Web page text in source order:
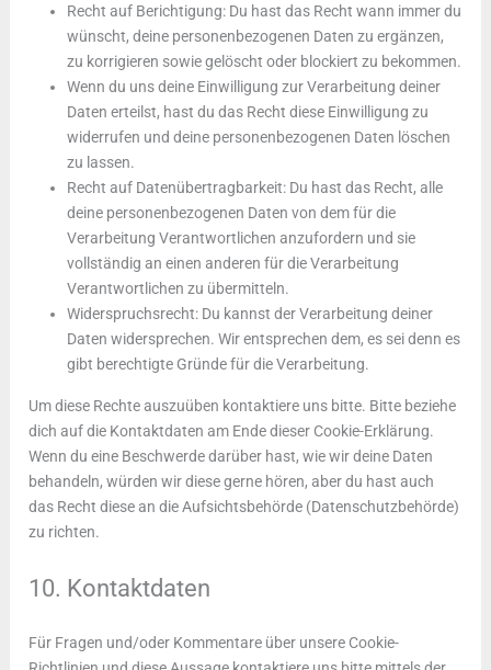
Recht auf Berichtigung: Du hast das Recht wann immer du
wünscht, deine personenbezogenen Daten zu ergänzen,
zu korrigieren sowie gelöscht oder blockiert zu bekommen.
Wenn du uns deine Einwilligung zur Verarbeitung deiner
Daten erteilst, hast du das Recht diese Einwilligung zu
widerrufen und deine personenbezogenen Daten löschen
zu lassen.
Recht auf Datenübertragbarkeit: Du hast das Recht, alle
deine personenbezogenen Daten von dem für die
Verarbeitung Verantwortlichen anzufordern und sie
vollständig an einen anderen für die Verarbeitung
Verantwortlichen zu übermitteln.
Widerspruchsrecht: Du kannst der Verarbeitung deiner
Daten widersprechen. Wir entsprechen dem, es sei denn es
gibt berechtigte Gründe für die Verarbeitung.
Um diese Rechte auszuüben kontaktiere uns bitte. Bitte beziehe
dich auf die Kontaktdaten am Ende dieser Cookie-Erklärung.
Wenn du eine Beschwerde darüber hast, wie wir deine Daten
behandeln, würden wir diese gerne hören, aber du hast auch
das Recht diese an die Aufsichtsbehörde (Datenschutzbehörde)
zu richten.
10. Kontaktdaten
Für Fragen und/oder Kommentare über unsere Cookie-